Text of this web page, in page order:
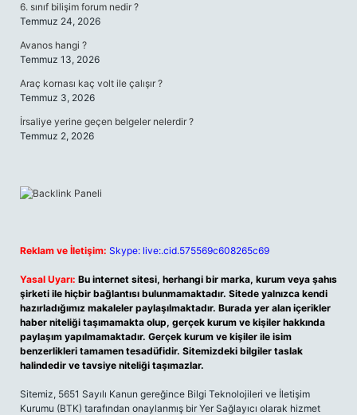
6. sınıf bilişim forum nedir ?
Temmuz 24, 2026
Avanos hangi ?
Temmuz 13, 2026
Araç kornası kaç volt ile çalışır ?
Temmuz 3, 2026
İrsaliye yerine geçen belgeler nelerdir ?
Temmuz 2, 2026
Reklam ve İletişim: Skype: live:.cid.575569c608265c69
Yasal Uyarı: Bu internet sitesi, herhangi bir marka, kurum veya şahıs
şirketi ile hiçbir bağlantısı bulunmamaktadır. Sitede yalnızca kendi
hazırladığımız makaleler paylaşılmaktadır. Burada yer alan içerikler
haber niteliği taşımamakta olup, gerçek kurum ve kişiler hakkında
paylaşım yapılmamaktadır. Gerçek kurum ve kişiler ile isim
benzerlikleri tamamen tesadüfidir. Sitemizdeki bilgiler taslak
halindedir ve tavsiye niteliği taşımazlar.
Sitemiz, 5651 Sayılı Kanun gereğince Bilgi Teknolojileri ve İletişim
Kurumu (BTK) tarafından onaylanmış bir Yer Sağlayıcı olarak hizmet